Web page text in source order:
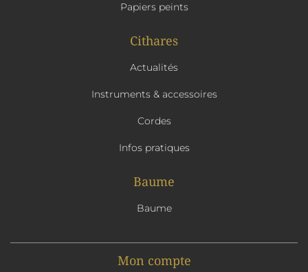
Papiers peints
Cithares
Actualités
Instruments & accessoires
Cordes
Infos pratiques
Baume
Baume
Mon compte